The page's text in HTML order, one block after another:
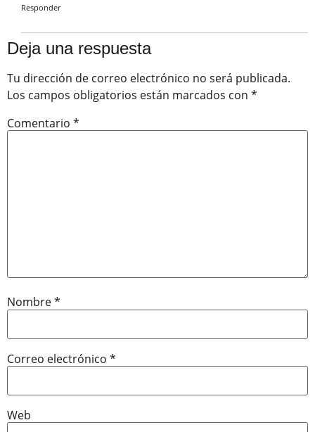
Responder
Deja una respuesta
Tu dirección de correo electrónico no será publicada.
Los campos obligatorios están marcados con *
Comentario *
Nombre*
Correo electrónico *
Web